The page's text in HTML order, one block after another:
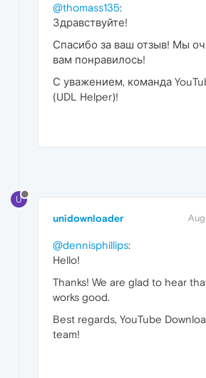
@thomass135:
Здравствуйте!
Спасибо за ваш отзыв! Мы
вам понравилось!
С уважением, команда
(UDL Helper)!
U
unidownloader
@dennisphillips:
Hello!
Thanks! We are glad to hear
works good.
Best regards, YouTube
team!